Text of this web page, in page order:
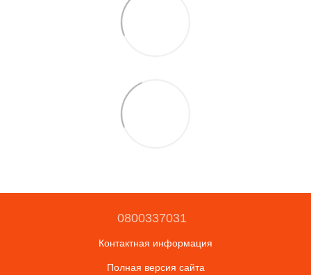
0800337031
Контактная информация
Полная версия сайта